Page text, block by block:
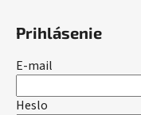
Prihlásenie
E-mail
Heslo